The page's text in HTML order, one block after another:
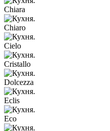
Chiara
Chiaro
Cielo
Cristallo
Dolcezza
Eclis
Eco